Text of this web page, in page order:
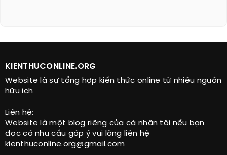
KIENTHUCONLINE.ORG
Website là sự tổng hợp kiến thức online từ nhiều nguồn
hữu ích
Liên hệ:
Website là một blog riêng của cá nhân tôi nếu bạn
đọc có nhu cầu góp ý vui lòng liên hệ
kienthuconline.org@gmail.com